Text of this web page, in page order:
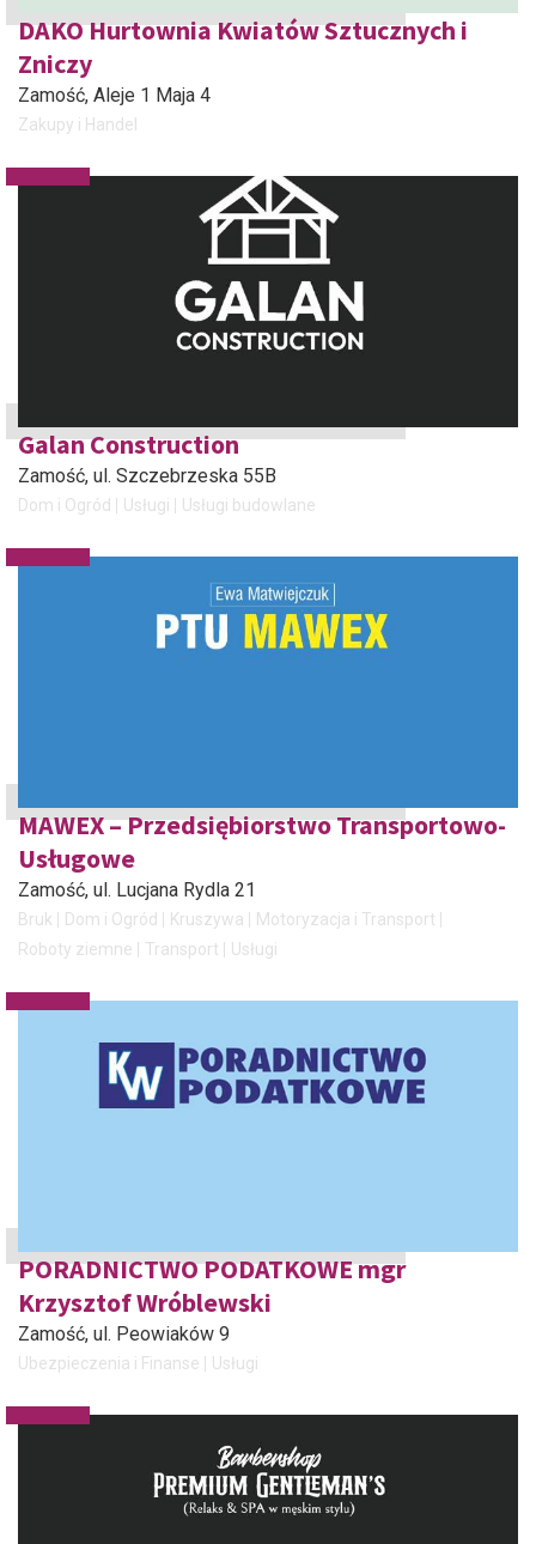
DAKO Hurtownia Kwiatów Sztucznych i
Zniczy
Zamość, Aleje 1 Maja 4
Zakupy i Handel
Galan Construction
Zamość, ul. Szczebrzeska 55B
Dom i Ogród Usługi Usługi budowlane
MAWEX – Przedsiębiorstwo Transportowo-
Usługowe
Zamość, ul. Lucjana Rydla 21
Bruk Dom i Ogród Kruszywa
Motoryzacja i Transport
Roboty ziemne
Transport Usługi
PORADNICTWO PODATKOWE mgr
Krzysztof Wróblewski
Zamość, ul. Peowiaków 9
Ubezpieczenia i Finanse Usługi